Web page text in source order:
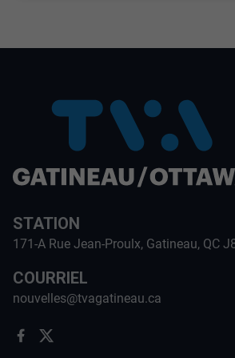
STATION
171-A Rue Jean-Proulx, Gatineau, QC
COURRIEL
nouvelles@tvagatineau.ca